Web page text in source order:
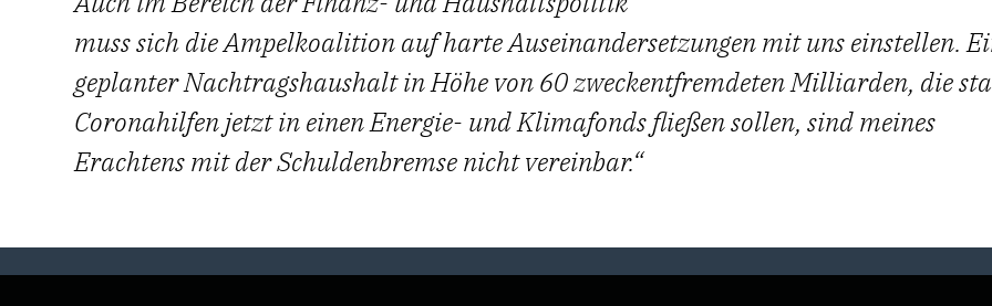
muss sich die Ampelkoalition auf harte Auseinandersetzungen mit uns einstellen.
geplanter Nachtragshaushalt in Höhe von 60 zweckentfremdeten Milliarden, die
Coronahilfen jetzt in einen Energie- und Klimafonds fließen sollen, sind meines
Erachtens mit der Schuldenbremse nicht vereinbar.